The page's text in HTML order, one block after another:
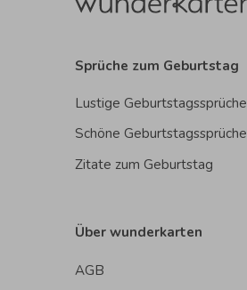
Sprüche zum Geburtstag
Lustige Geburtstagssprüche
Schöne Geburtstagssprüche
Zitate zum Geburtstag
Über wunderkarten
AGB